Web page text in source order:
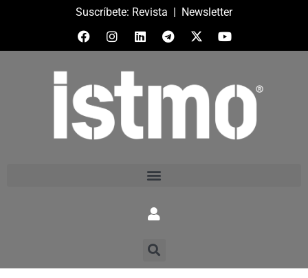
Suscríbete: Revista | Newsletter